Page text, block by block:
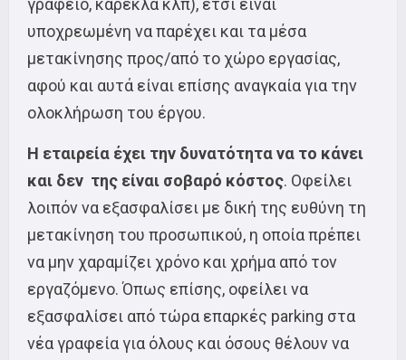
γραφείο, καρέκλα κλπ), έτσι είναι
υποχρεωμένη να παρέχει και τα μέσα
μετακίνησης προς/από το χώρο εργασίας,
αφού και αυτά είναι επίσης αναγκαία για την
ολοκλήρωση του έργου.
Η εταιρεία έχει την δυνατότητα να το κάνει
και δεν της είναι σοβαρό κόστος. Οφείλει
λοιπόν να εξασφαλίσει με δική της ευθύνη τη
μετακίνηση του προσωπικού, η οποία πρέπει
να μην χαραμίζει χρόνο και χρήμα από τον
εργαζόμενο. Όπως επίσης, οφείλει να
εξασφαλίσει από τώρα επαρκές parking στα
νέα γραφεία για όλους και όσους θέλουν να